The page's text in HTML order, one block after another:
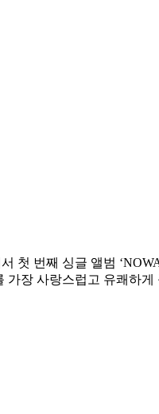
첫 번째 싱글 앨범
가장 사랑스럽고 유쾌하게